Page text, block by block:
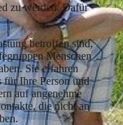
zu werden. Dafür
betroffen sind,
Menschen
Sie erfahren
für Ihre Person und
auf angenehme
die nicht an